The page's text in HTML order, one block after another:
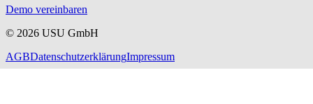
Demo vereinbaren
© 2026 USU GmbH
AGBDatenschutzerklärungImpressum